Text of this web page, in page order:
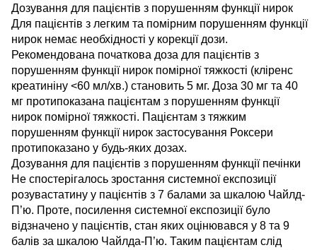
Дозування для пацієнтів з порушенням функції нирок
Для пацієнтів з легким та помірним порушенням функції
нирок немає необхідності у корекції дози.
Рекомендована початкова доза для пацієнтів з
порушенням функції нирок помірної тяжкості (кліренс
креатиніну <60 мл/хв.) становить 5 мг. Доза 30 мг та 40
мг протипоказана пацієнтам з порушенням функції
нирок помірної тяжкості. Пацієнтам з тяжким
порушенням функції нирок застосування Роксери
протипоказано у будь-яких дозах.
Дозування для пацієнтів з порушенням функції печінки
Не спостерігалось зростання системної експозиції
розувастатину у пацієнтів з 7 балами за шкалою Чайлд-
П’ю. Проте, посилення системної експозиції було
відзначено у пацієнтів, стан яких оцінювався у 8 та 9
балів за шкалою Чайлда-П’ю. Таким пацієнтам слід